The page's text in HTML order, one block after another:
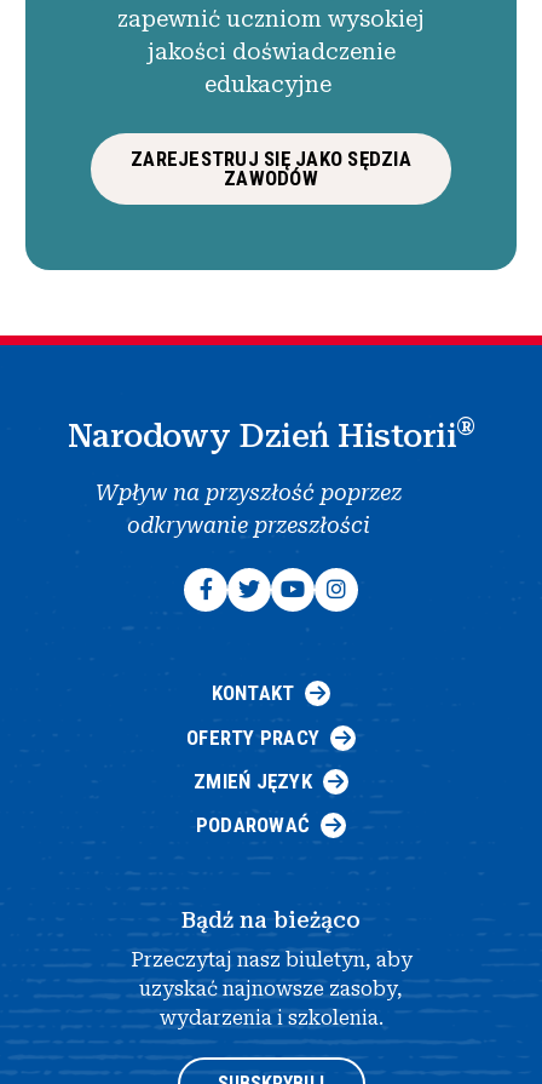
zapewnić uczniom wysokiej
jakości doświadczenie
edukacyjne
ZAREJESTRUJ SIĘ JAKO SĘDZIA
ZAWODÓW
Narodowy Dzień Historii®
Wpływ na przyszłość poprzez
odkrywanie przeszłości
KONTAKT
OFERTY PRACY
ZMIEŃ JĘZYK
PODAROWAĆ
Bądź na bieżąco
Przeczytaj nasz biuletyn, aby
uzyskać najnowsze zasoby,
wydarzenia i szkolenia.